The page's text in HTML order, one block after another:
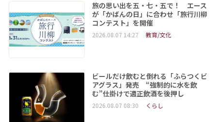
旅の思い出を五・七・五で！ エース
が「かばんの日」に合わせ「旅行川柳
コンテスト」を開催
2026.08.07 14:27 教育/文化
ビールだけ飲むと倒れる「ふらつくビ
アグラス」発売 “強制的に水を飲
む”仕掛けで適正飲酒を後押し
2026.08.07 08:30 くらし